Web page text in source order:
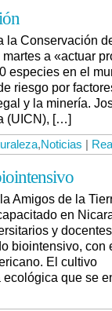
la Conservación
a «actuar
especies en el
riesgo por
y la minería.
(UICN), […]
,Noticias |
Amigos de la
en
y
biointensivo, con
El cultivo
que se